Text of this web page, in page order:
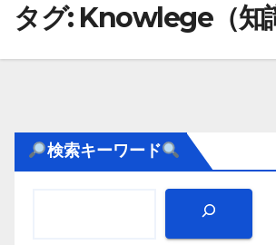
タグ: Knowlege（知
検索キーワード